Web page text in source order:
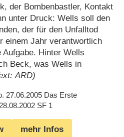
der Bombenbastler, Kontakt
unter Druck: Wells soll den
der für den Unfalltod
einem Jahr verantwortlich
Hinter Wells
Beck, was Wells in
ARD)
27.06.2005 Das Erste
SF 1
mehr Infos